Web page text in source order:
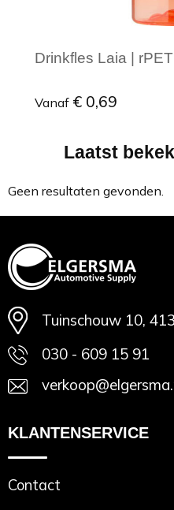
Drinkfles Laia |
Vanaf € 0,69
Minimale afname: 1
Laatst
Geen resultaten gevonden.
Tuinschouw 10,
030 - 609 15 91
KLANTENSERVICE
Contact